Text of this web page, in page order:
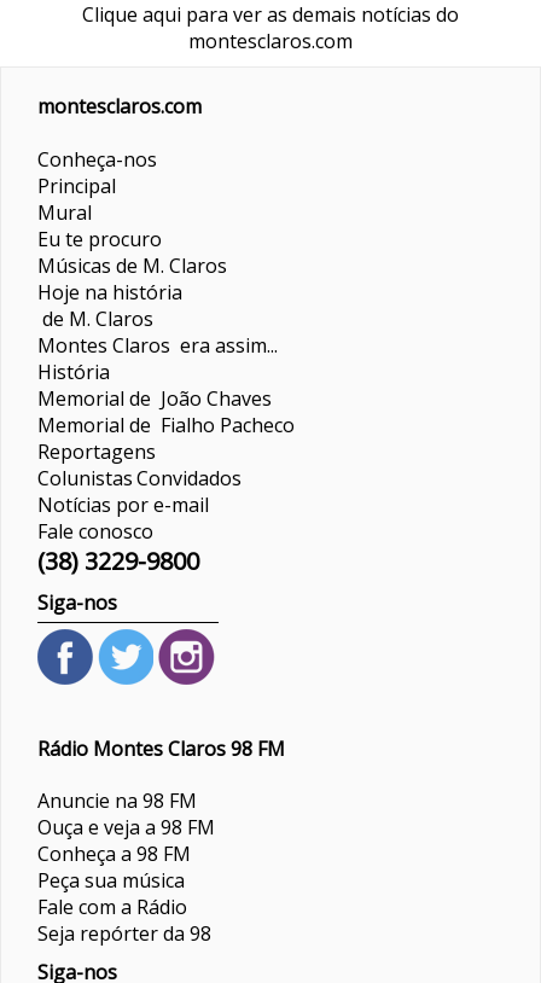
Clique aqui para ver as demais notícias do
montesclaros.com
montesclaros.com
Conheça-nos
Principal
Mural
Eu te procuro
Músicas de M. Claros
Hoje na história
de M. Claros
Montes Claros era assim...
História
Memorial de João Chaves
Memorial de Fialho Pacheco
Reportagens
ColunistasConvidados
Notícias por e-mail
Fale conosco
(38) 3229-9800
Siga-nos
Rádio Montes Claros 98 FM
Anuncie na 98 FM
Ouça e veja a 98 FM
Conheça a 98 FM
Peça sua música
Fale com a Rádio
Seja repórter da 98
Siga-nos